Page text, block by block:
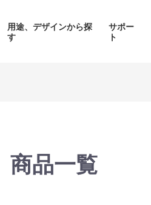
用途、デザインから探
す
サポー
ト
商品一覧